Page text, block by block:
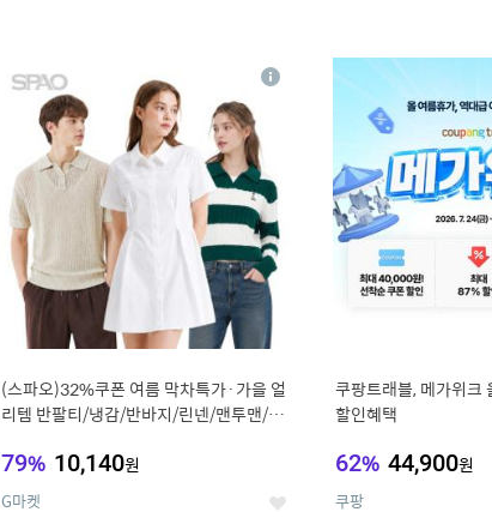
(스파오)32%쿠폰 여름 막차특가·가을 얼
리템 반팔티/냉감/반바지/린넨/맨투맨/슬
79% 10,140원
G마켓 좋
상
7
쿠팡트래블, 메가위크
할인혜택
62% 44,900원
쿠팡